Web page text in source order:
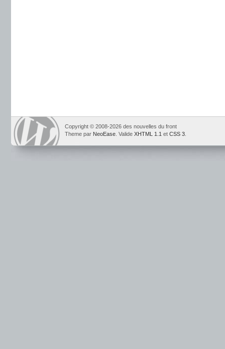
Copyright © 2008-2026 des nouvelles du front
Theme par NeoEase . Valide XHTML 1.1 et CSS 3